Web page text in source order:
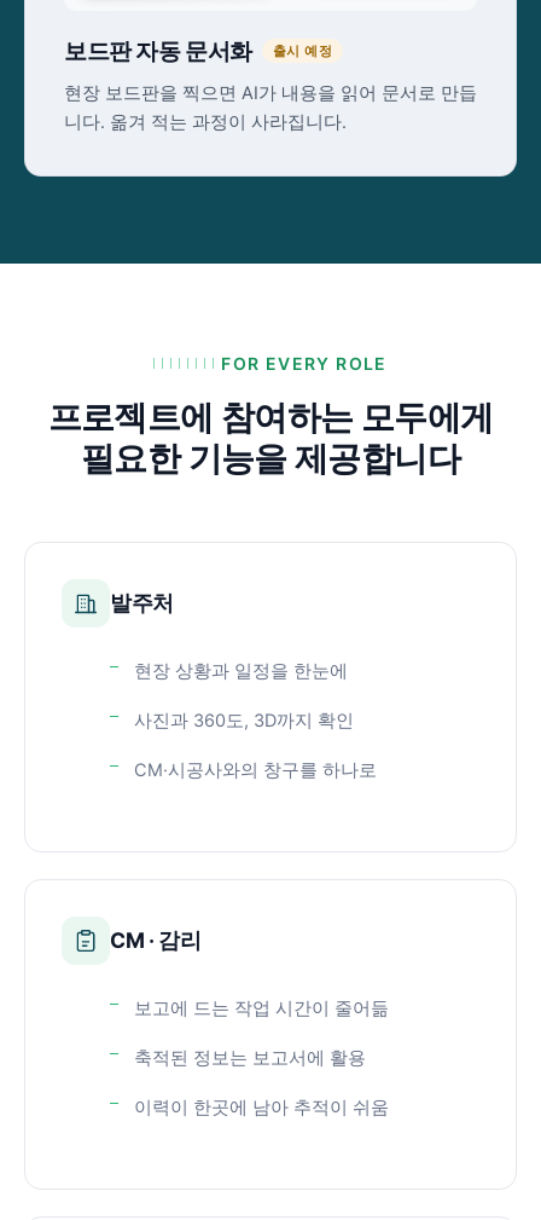
보드판 자동 문서화 출시 예정
현장 보드판을 찍으면 AI가 내용을 읽어 문서로 만듭
니다. 옮겨 적는 과정이 사라집니다.
FOR EVERY ROLE
프로젝트에 참여하는 모두에게
필요한 기능을 제공합니다
발주처
현장 상황과 일정을 한눈에
사진과 360도, 3D까지 확인
CM·시공사와의 창구를 하나로
CM · 감리
보고에 드는 작업 시간이 줄어듦
축적된 정보는 보고서에 활용
이력이 한곳에 남아 추적이 쉬움